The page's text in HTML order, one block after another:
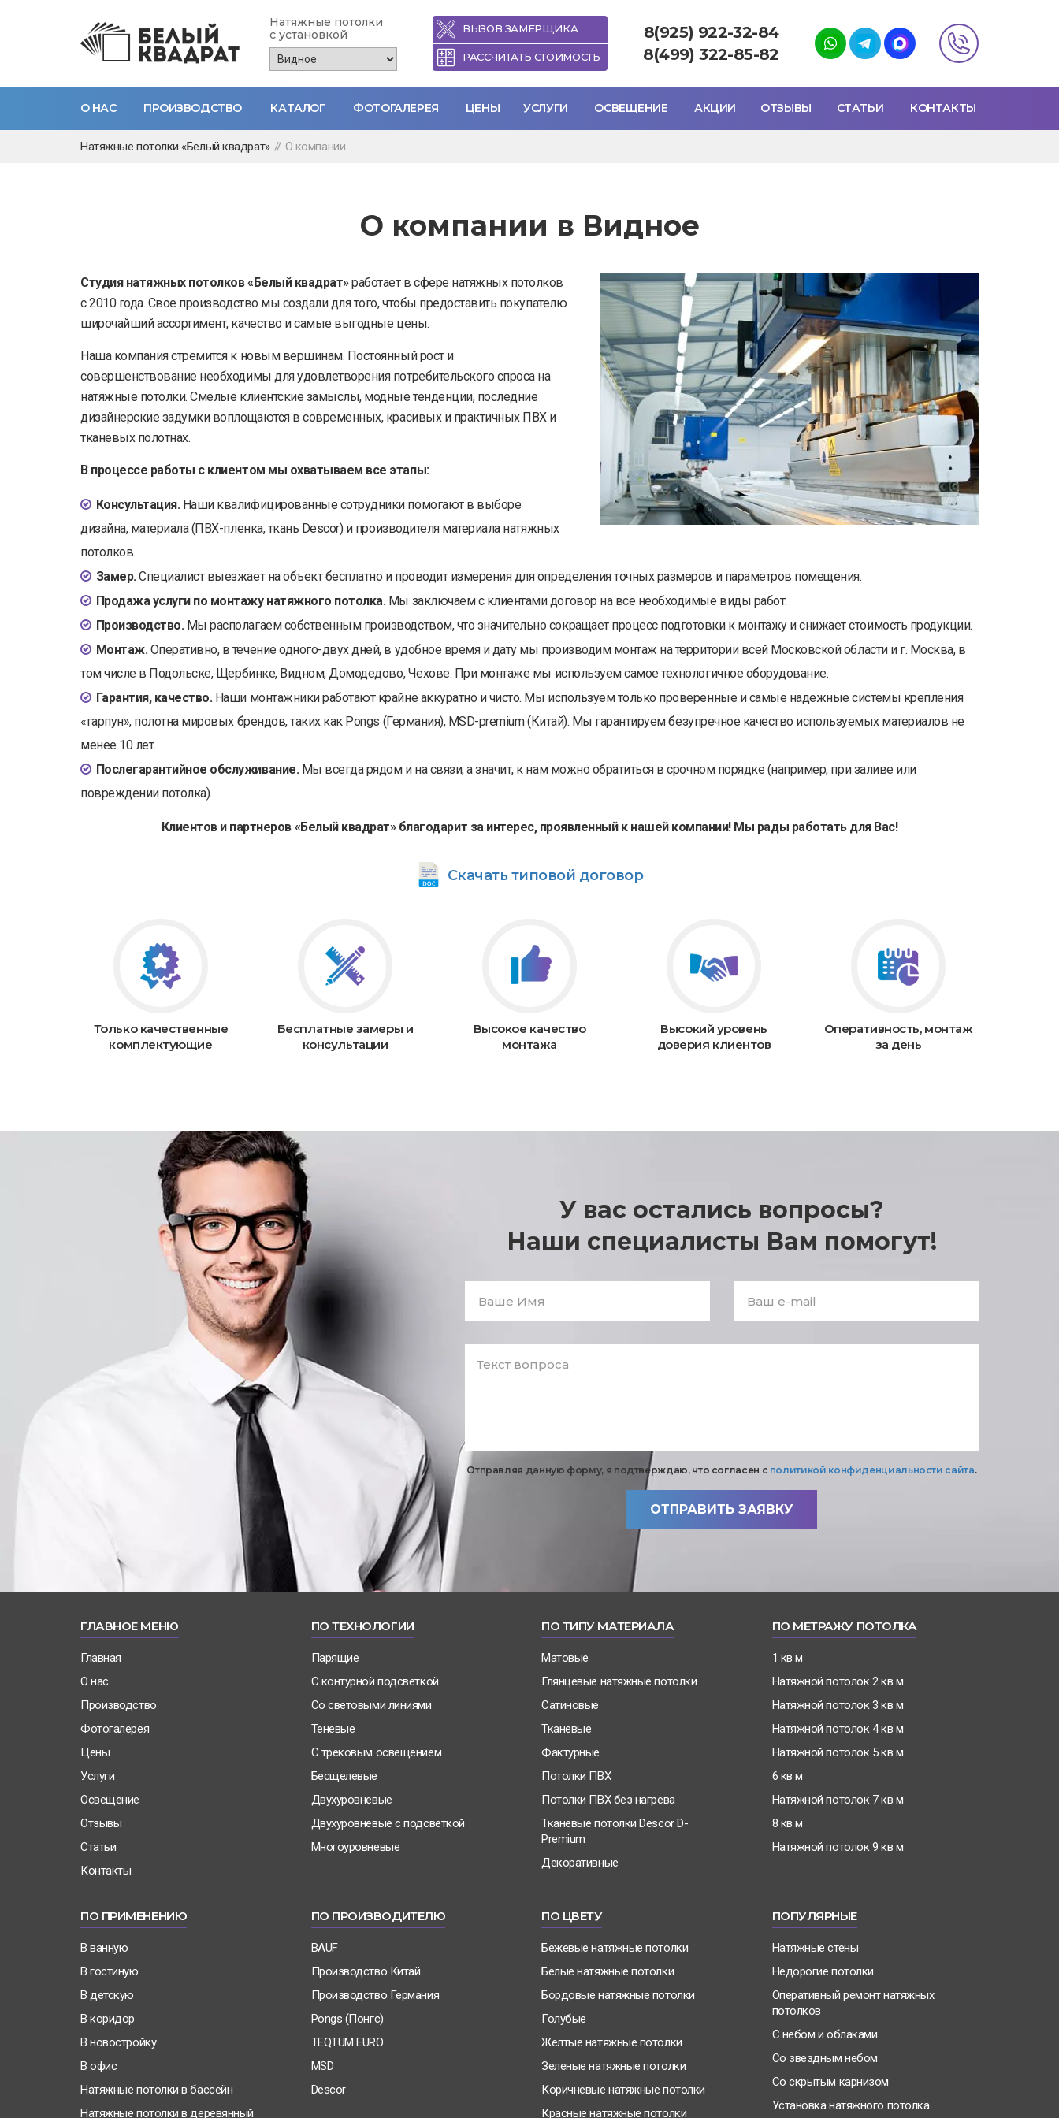
Натяжные потолки
с установкой
ВЫЗОВ ЗАМЕРЩИКА
РАССЧИТАТЬ СТОИМОСТЬ
8(925) 922-32-84
8(499) 322-85-82
О НАС ПРОИЗВОДСТВО КАТАЛОГ ФОТОГАЛЕРЕЯ ЦЕНЫ УСЛУГИ ОСВЕЩЕНИЕ АКЦИИ ОТЗЫВЫ СТАТЬИ КОНТАКТЫ
Натяжные потолки «Белый квадрат» // О компании
О компании в Видное
Студия натяжных потолков «Белый квадрат»работает в сфере натяжных потолков
с 2010 года. Свое производство мы создали для того, чтобы предоставить покупателю
широчайший ассортимент, качество и самые выгодные цены.
Наша компания стремится к новым вершинам. Постоянный рост и
совершенствование необходимы для удовлетворения потребительского спроса на
натяжные потолки. Смелые клиентские замыслы, модные тенденции, последние
дизайнерские задумки воплощаются в современных, красивых и практичных ПВХ и
тканевых полотнах.
В процессе работы с клиентом мы охватываем все этапы:
Консультация. Наши квалифицированные сотрудники помогают в выборе
дизайна, материала (ПВХ-пленка, ткань Descor) и производителя материала натяжных
потолков.
Замер.Специалист выезжает на объект бесплатно и проводит измерения для определения точных размеров и параметров помещения.
Продажа услуги по монтажу натяжного потолка.Мы заключаем с клиентами договор на все необходимые виды работ.
Производство.Мы располагаем собственным производством, что значительно сокращает процесс подготовки к монтажу и снижает стоимость продукции.
Монтаж.Оперативно, в течение одного-двух дней, в удобное время и дату мы производим монтаж на территории всей Московской области и г. Москва, в
том числе в Подольске, Щербинке, Видном, Домодедово, Чехове. При монтаже мы используем самое технологичное оборудование.
Гарантия, качество. Наши монтажники работают крайне аккуратно и чисто. Мы используем только проверенные и самые надежные системы крепления
«гарпун», полотна мировых брендов, таких как Pongs (Германия), MSD-premium (Китай). Мы гарантируем безупречное качество используемых материалов не
менее 10 лет.
Послегарантийное обслуживание.Мы всегда рядом и на связи, а значит, к нам можно обратиться в срочном порядке (например, при заливе или
повреждении потолка).
Клиентов и партнеров «Белый квадрат» благодарит за интерес, проявленный к нашей компании! Мы рады работать для Вас!
Скачать типовой договор
Только качественные
комплектующие
Бесплатные замеры и
консультации
Высокое качество
монтажа
Высокий уровень
доверия клиентов
Оперативность, монтаж
за день
У вас остались вопросы?
Наши специалисты Вам помогут!
Текст
вопроса
*
Отправляя данную форму, я подтверждаю, что согласен с политикой конфиденциальности сайта.
ОТПРАВИТЬ ЗАЯВКУ
ГЛАВНОЕ МЕНЮ
Главная
О нас
Производство
Фотогалерея
Цены
Услуги
Освещение
Отзывы
Статьи
Контакты
ПО ТЕХНОЛОГИИ
Парящие
С контурной подсветкой
Со световыми линиями
Теневые
С трековым освещением
Бесщелевые
Двухуровневые
Двухуровневые с подсветкой
Многоуровневые
ПО ТИПУ МАТЕРИАЛА
Матовые
Глянцевые натяжные потолки
Сатиновые
Тканевые
Фактурные
Потолки ПВХ
Потолки ПВХ без нагрева
Тканевые потолки Descor D-
Premium
Декоративные
ПО МЕТРАЖУ ПОТОЛКА
1 кв м
Натяжной потолок 2 кв м
Натяжной потолок 3 кв м
Натяжной потолок 4 кв м
Натяжной потолок 5 кв м
6 кв м
Натяжной потолок 7 кв м
8 кв м
Натяжной потолок 9 кв м
ПО ПРИМЕНЕНИЮ
В ванную
В гостиную
В детскую
В коридор
В новостройку
В офис
Натяжные потолки в бассейн
Натяжные потолки в деревянный
ПО ПРОИЗВОДИТЕЛЮ
BAUF
Производство Китай
Производство Германия
Pongs (Понгс)
TEQTUM EURO
MSD
Descor
ПО ЦВЕТУ
Бежевые натяжные потолки
Белые натяжные потолки
Бордовые натяжные потолки
Голубые
Желтые натяжные потолки
Зеленые натяжные потолки
Коричневые натяжные потолки
Красные натяжные потолки
ПОПУЛЯРНЫЕ
Натяжные стены
Недорогие потолки
Оперативный ремонт натяжных
потолков
С небом и облаками
Со звездным небом
Со скрытым карнизом
Установка натяжного потолка